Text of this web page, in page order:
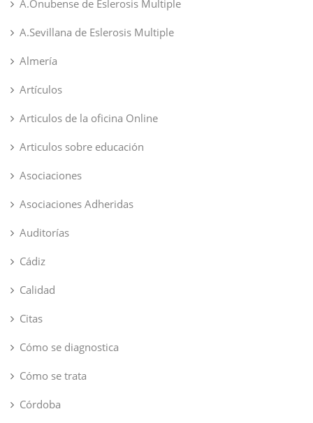
A.Onubense de Eslerosis Multiple
A.Sevillana de Eslerosis Multiple
Almería
Artículos
Articulos de la oficina Online
Articulos sobre educación
Asociaciones
Asociaciones Adheridas
Auditorías
Cádiz
Calidad
Citas
Cómo se diagnostica
Cómo se trata
Córdoba